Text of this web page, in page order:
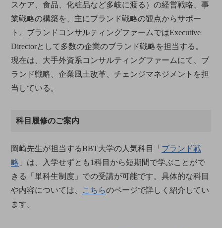
スケア、食品、化粧品など多岐に渡る）の経営戦略、事
業戦略の構築を、主にブランド戦略の観点からサポー
ト。ブランドコンサルティングファームではExecutive
Directorとして多数の企業のブランド戦略を担当する。
現在は、大手外資系コンサルティングファームにて、ブ
ランド戦略、企業風土改革、チェンジマネジメントを担
当している。
科目履修のご案内
岡崎先生が担当するBBT大学の人気科目「 ブランド戦
略 」は、入学せずとも1科目から短期間で学ぶことがで
きる「単科生制度」での受講が可能です。具体的な科目
や内容については、 こちらのページで詳しく紹介してい
ます。